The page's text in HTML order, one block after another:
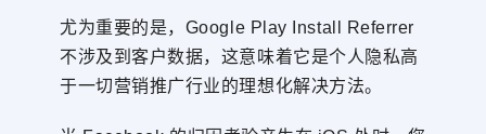
尤为重要的是，Google Play Install Referrer
不涉及到客户数据，这意味着它是个人隐私高
于一切营销推广行业的理想化解决方法。